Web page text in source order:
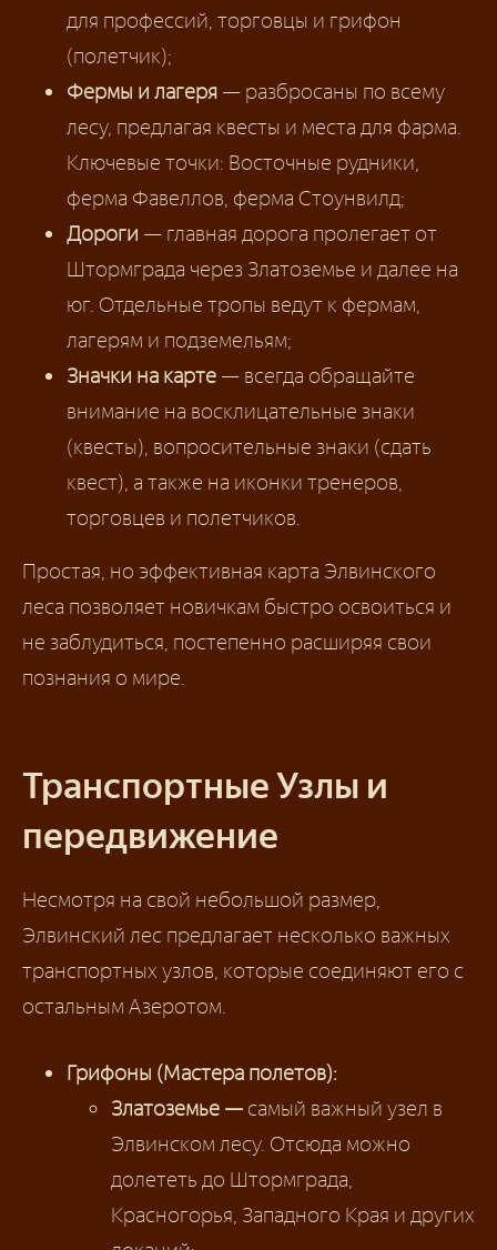
для профессий, торговцы и грифон
(полетчик);
Фермы и лагеря — разбросаны по всему
лесу, предлагая квесты и места для фарма.
Ключевые точки: Восточные рудники,
ферма Фавеллов, ферма Стоунвилд;
Дороги — главная дорога пролегает от
Штормграда через Златоземье и далее на
юг. Отдельные тропы ведут к фермам,
лагерям и подземельям;
Значки на карте — всегда обращайте
внимание на восклицательные знаки
(квесты), вопросительные знаки (сдать
квест), а также на иконки тренеров,
торговцев и полетчиков.
Простая, но эффективная карта Элвинского
леса позволяет новичкам быстро освоиться и
не заблудиться, постепенно расширяя свои
познания о мире.
Транспортные Узлы и
передвижение
Несмотря на свой небольшой размер,
Элвинский лес предлагает несколько важных
транспортных узлов, которые соединяют его с
остальным Азеротом.
Грифоны (Мастера полетов):
Златоземье — самый важный узел в
Элвинском лесу. Отсюда можно
долететь до Штормграда,
Красногорья, Западного Края и других